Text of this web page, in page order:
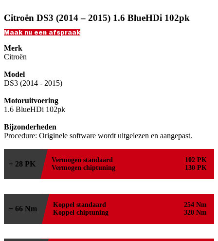
Citroën DS3 (2014 – 2015) 1.6 BlueHDi 102pk
Maak nu een afspraak
Merk
Citroën
Model
DS3 (2014 - 2015)
Motoruitvoering
1.6 BlueHDi 102pk
Bijzonderheden
Procedure: Originele software wordt uitgelezen en aangepast.
+ 28 PK Vermogen standaard
102 PK
Vermogen chiptuning
130 PK
+ 66 Nm Koppel standaard
254 Nm
Koppel chiptuning
320 Nm